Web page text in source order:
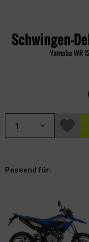
Schwingen-
Yamaha WR
Passend für: